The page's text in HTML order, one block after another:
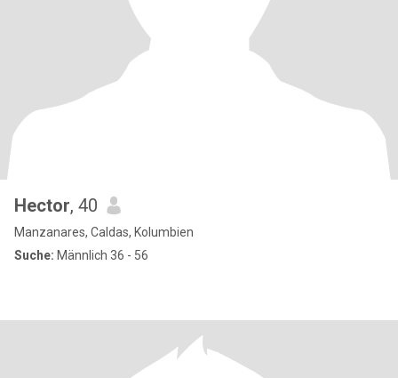
Hector, 40
Manzanares, Caldas, Kolumbien
Suche: Männlich 36 - 56